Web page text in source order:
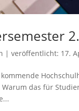
|veröffentlicht: 17.
das für